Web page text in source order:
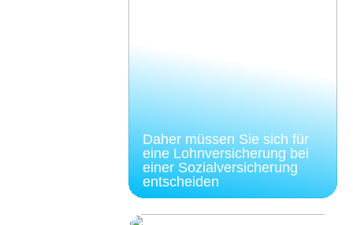
Daher müssen Sie sich für
eine Lohnversicherung bei
einer Sozialversicherung
entscheiden